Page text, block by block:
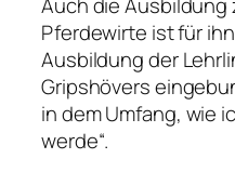
Pferdewirte ist für
Ausbildung der
Gripshövers
in dem Umfang, wie
werde“.